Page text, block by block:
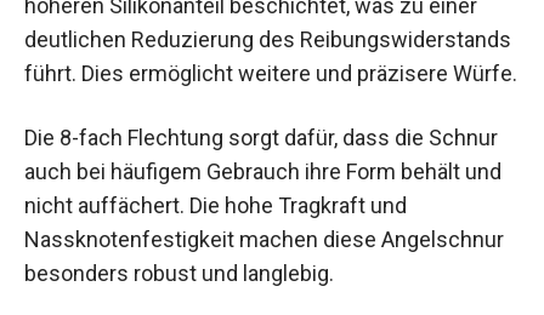
einem höheren Silikonanteil beschichtet, was zu
einer deutlichen Reduzierung des
Reibungswiderstands führt. Dies ermöglicht
Die 8-fach Flechtung sorgt dafür, dass die Schnur
auch bei häufigem Gebrauch ihre Form behält und
nicht auffächert. Die hohe Tragkraft und
Nassknotenfestigkeit machen diese